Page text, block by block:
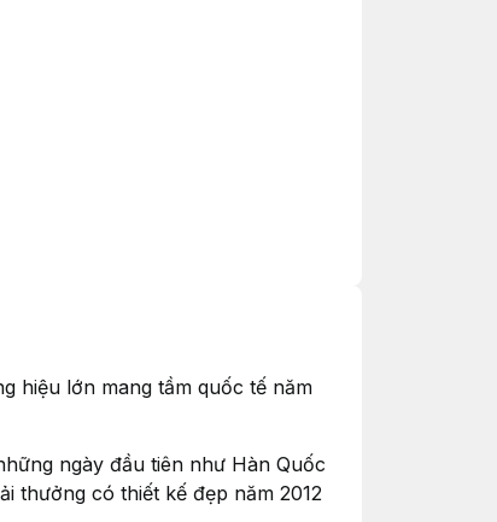
hiệu lớn mang tầm quốc tế năm
ngày đầu tiên như Hàn Quốc
thưởng có thiết kế đẹp năm 2012